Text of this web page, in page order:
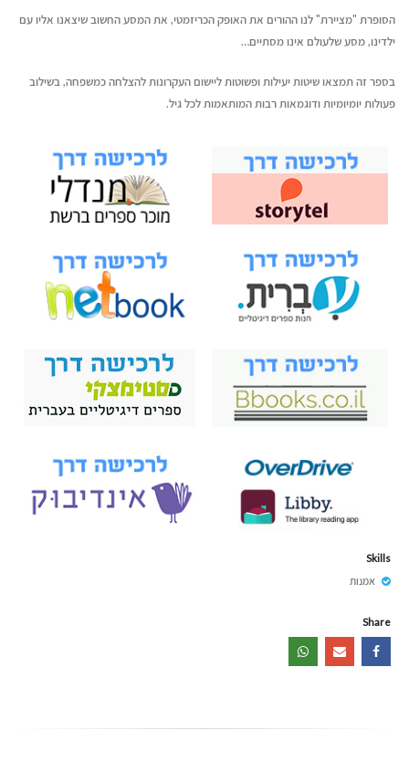
הסופרת "מציירת" לנו ההורים את האופק הכריזמטי, את המסע החשוב שיצאנו אליו עם
ילדינו, מסע שלעולם אינו מסתיים…
בספר זה תמצאו שיטות יעילות ופשוטות ליישום העקרונות להצלחה כמשפחה, בשילוב
פעולות יומיומיות ודוגמאות רבות המותאמות לכל גיל.
Skills
אמנות
Share